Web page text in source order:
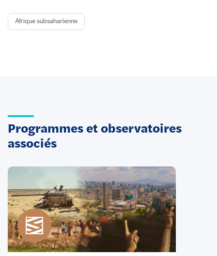
Afrique subsaharienne
Programmes et observatoires
associés